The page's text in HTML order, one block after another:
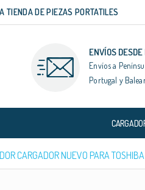
TIENDA DE PIEZAS PORTATILES
ENVÍOS
Envíos a
Portugal y
CARGADOR NUEVO PARA